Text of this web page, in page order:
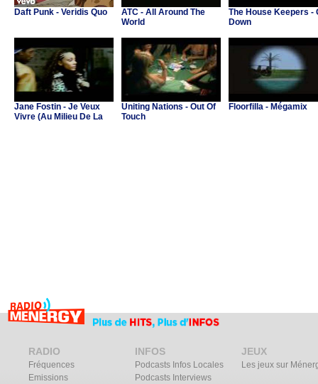
Daft Punk - Veridis Quo
ATC - All Around The
World
The House Keepers -
Down
Jane Fostin - Je Veux
Vivre (Au Milieu De La
Uniting Nations - Out Of
Touch
Floorfilla - Mégamix
RADIO
Fréquences
Emissions
INFOS
Podcasts Infos Locales
Podcasts Interviews
JEUX
Les jeux sur